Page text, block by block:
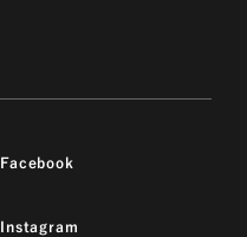
Facebook
Instagram